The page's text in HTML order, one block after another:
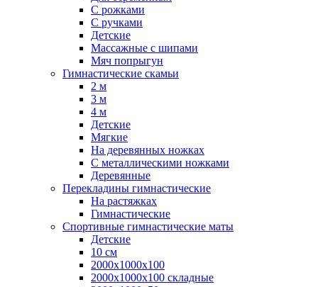
С рожками
С ручками
Детские
Массажные с шипами
Мяч попрыгун
Гимнастические скамьи
2 м
3 м
4 м
Детские
Мягкие
На деревянных ножках
С металлическими ножками
Деревянные
Перекладины гимнастические
На растяжках
Гимнастические
Спортивные гимнастические маты
Детские
10 см
2000х1000х100
2000х1000х100 складные